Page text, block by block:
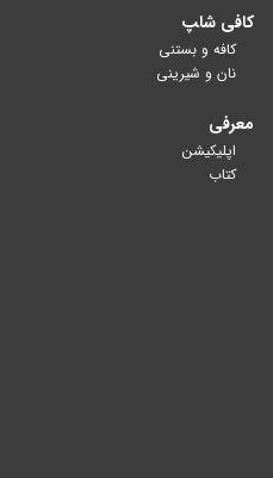
کافی شا‍پ
کافه و بستنی
نان و شیرینی
معرفی
اپلیکیشن
کتاب